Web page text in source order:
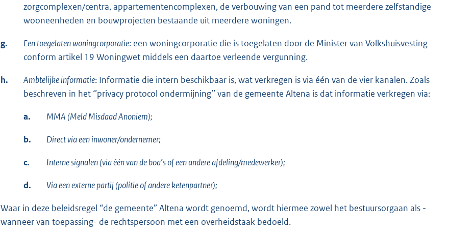
zorgcomplexen/centra, appartementencomplexen, de verbouwing van een pand tot meerdere zelfstandige
wooneenheden en bouwprojecten bestaande uit meerdere woningen.
g. Een toegelaten woningcorporatie: een woningcorporatie die is toegelaten door de Minister van Volkshuisvesting
conform artikel 19 Woningwet middels een daartoe verleende vergunning.
h. Ambtelijke informatie: Informatie die intern beschikbaar is, wat verkregen is via één van de vier kanalen. Zoals
beschreven in het ‘’privacy protocol ondermijning’’ van de gemeente Altena is dat informatie verkregen via:
a. MMA (Meld Misdaad Anoniem);
b. Direct via een inwoner/ondernemer;
c. Interne signalen (via één van de boa’s of een andere afdeling/medewerker);
d. Via een externe partij (politie of andere ketenpartner);
Waar in deze beleidsregel “de gemeente” Altena wordt genoemd, wordt hiermee zowel het bestuursorgaan als -
wanneer van toepassing- de rechtspersoon met een overheidstaak bedoeld.